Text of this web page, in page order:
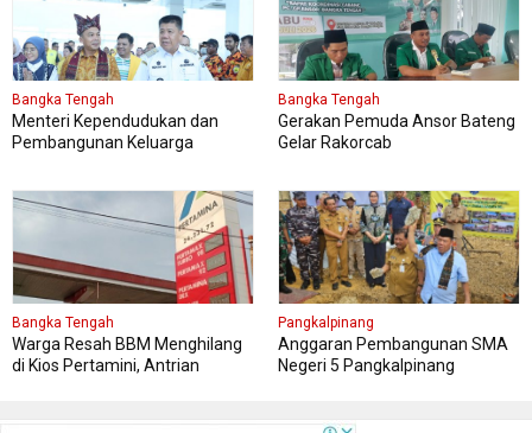
Bangka Tengah
Menteri Kependudukan dan
Pembangunan Keluarga
Bangka Tengah
Gerakan Pemuda Ansor Bateng
Gelar Rakorcab
Bangka Tengah
Warga Resah BBM Menghilang
di Kios Pertamini, Antrian
Pangkalpinang
Anggaran Pembangunan SMA
Negeri 5 Pangkalpinang